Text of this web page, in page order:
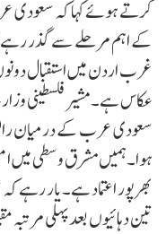
کرتے ہوئے کہا کہ سعودی
کے اہم مرحلے سے گذر رہے
غرب اردن میں استقبال
عکاس ہے۔مشیر فلسطینی
سعودی عرب کے درمیان
ہوا۔ہمیں مشرق وسطی میں
بھرپور اعتماد ہے۔یار
تین دہائیوں بعد پہلی